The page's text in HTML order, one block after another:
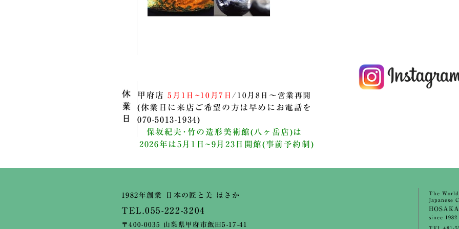
甲府店5月1日~10月7日 /10月8日～営業再開
(休業日に来店ご希望の方は早めにお電話を
070-5013-1934)
保坂紀夫･竹の造形美術館(八ヶ岳店)は
2026年は5月1日~9月23日開館(事前予約制)
1982年創業 日本の匠と美 ほさか
TEL.055-222-3204
〒400-0035 山梨県甲府市飯田5-17-41
The
Japanese
HOSAKA
since 1982
TEL.+81-